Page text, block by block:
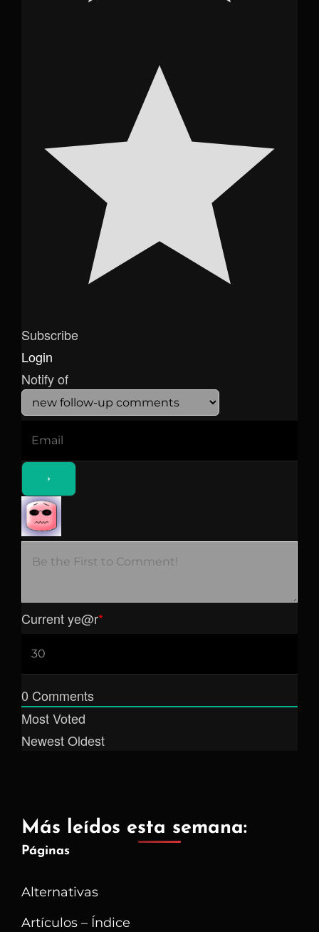
Subscribe
Login
Notify of
Current ye@r*
0 Comments
Most Voted
NewestOldest
Más leídos esta semana:
Páginas
Alternativas
Artículos – Índice